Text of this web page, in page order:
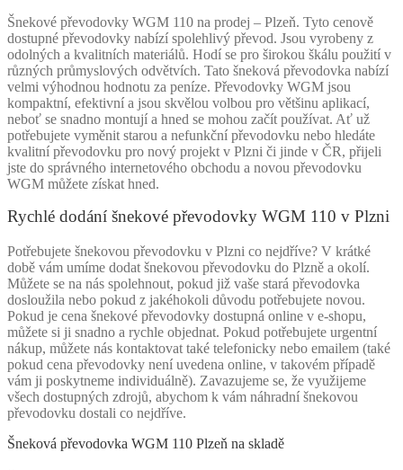
Šnekové převodovky WGM 110 na prodej – Plzeň. Tyto cenově
dostupné převodovky nabízí spolehlivý převod. Jsou vyrobeny z
odolných a kvalitních materiálů. Hodí se pro širokou škálu použití v
různých průmyslových odvětvích. Tato šneková převodovka nabízí
velmi výhodnou hodnotu za peníze. Převodovky WGM jsou
kompaktní, efektivní a jsou skvělou volbou pro většinu aplikací,
neboť se snadno montují a hned se mohou začít používat. Ať už
potřebujete vyměnit starou a nefunkční převodovku nebo hledáte
kvalitní převodovku pro nový projekt v Plzni či jinde v ČR, přijeli
jste do správného internetového obchodu a novou převodovku
WGM můžete získat hned.
Rychlé dodání šnekové převodovky WGM 110 v Plzni
Potřebujete šnekovou převodovku v Plzni co nejdříve? V krátké
době vám umíme dodat šnekovou převodovku do Plzně a okolí.
Můžete se na nás spolehnout, pokud již vaše stará převodovka
dosloužila nebo pokud z jakéhokoli důvodu potřebujete novou.
Pokud je cena šnekové převodovky dostupná online v e-shopu,
můžete si ji snadno a rychle objednat. Pokud potřebujete urgentní
nákup, můžete nás kontaktovat také telefonicky nebo emailem (také
pokud cena převodovky není uvedena online, v takovém případě
vám ji poskytneme individuálně). Zavazujeme se, že využijeme
všech dostupných zdrojů, abychom k vám náhradní šnekovou
převodovku dostali co nejdříve.
Šneková převodovka WGM 110 Plzeň na skladě